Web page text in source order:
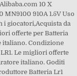
10 X
MN9100 910A 1.5V Uso
i giocatori,Acquista da
offerte per Batteria
italiano. Condizione
Le migliori offerte
italiano. Goditi
Batteria Lr1